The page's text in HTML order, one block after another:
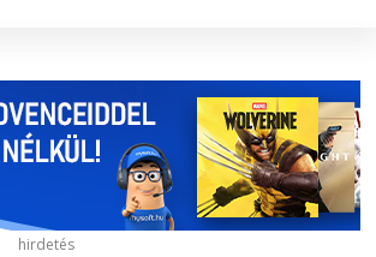
hirdetés